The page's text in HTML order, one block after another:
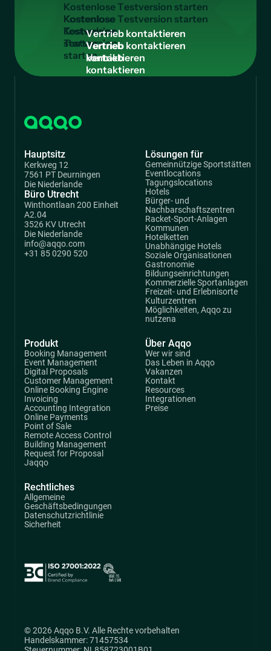
KostenloseTestversion starten
Kostenlose
Testversion
starten
Vertrieb kontaktieren
Vertrieb
kontaktieren
Hauptsitz
Kerkweg 12
7561 PT Deurningen
Die Niederlande
Büro Utrecht
Winthontlaan 200 Einheit
A2.04
3526 KV Utrecht
Die Niederlande
info@aqqo.com
+31 85 0290 520
Produkt
Booking Management
Event Management
Digital Proposals
Customer Management
Online Booking Engine
Invoicing
Accounting Integration
Online Payments
Point of Sale
Remote Access Control
Building Management
Request for Proposal
Jaqqo
Lösungen für
Gemeinnützige Sportstätten
Eventlocations
Tagungslocations
Hotels
Bürger- und
Nachbarschaftszentren
Racket-Sport-Anlagen
Kommunen
Hotelketten
Unabhängige Hotels
Soziale Organisationen
Gastronomie
Bildungseinrichtungen
Kommerzielle Sportanlagen
Freizeit- und Erlebnisorte
Kulturzentren
Möglichkeiten, Aqqo zu
nutzena
Über Aqqo
Wer wir sind
Das Leben in Aqqo
Vakanzen
Kontakt
Resources
Integrationen
Preise
Rechtliches
Allgemeine
Geschäftsbedingungen
Datenschutzrichtlinie
Sicherheit
© 2026 Aqqo B.V. Alle Rechte vorbehalten
Handelskammer: 71457534